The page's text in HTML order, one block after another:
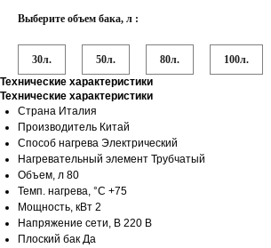
Выберите объем бака, л :
30л. 50л. 80л.
100л.
Технические характеристики
Технические характеристики
Страна Италия
Производитель Китай
Способ нагрева Электрический
Нагревательный элемент Трубчатый
Объем, л 80
Темп. нагрева, °С +75
Мощность, кВт 2
Напряжение сети, В 220 В
Плоский бак Да